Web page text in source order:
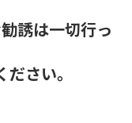
誘は一切行っ
さい。